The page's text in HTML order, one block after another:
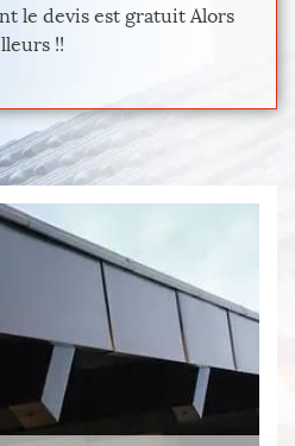
le devis est gratuit Alors
!!